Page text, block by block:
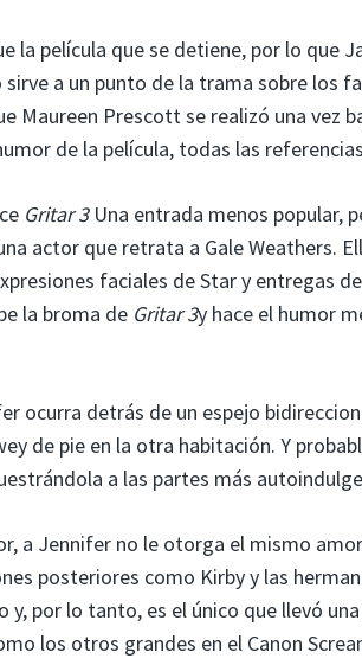
la película que se detiene, por lo que
a un punto de la trama sobre los
Maureen Prescott se realizó una vez
de la película, todas las
Gritar 3Una entrada menos popular,
actor que retrata a Gale Weathers.
faciales de Star y entregas
la broma de Gritar 3y hace el humor
ocurra detrás de un espejo
de pie en la otra habitación. Y
a las partes más
a Jennifer no le otorga el mismo
posteriores como Kirby y las
y, por lo tanto, es el único que llevó
los otros grandes en el Canon